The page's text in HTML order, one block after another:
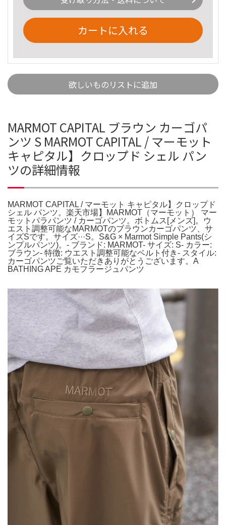
カートに入れる
欲しいものリストに追加
MARMOT CAPITAL ブラウン カーゴパ
ンツ S MARMOT CAPITAL / マーモット
キャピタル】クロップド シェル パン
ツの詳細情報
MARMOT CAPITAL / マーモット キャピタル】クロップド
シェル パンツ。楽天市場】MARMOT（マーモット） マー
モットパラパンツ / カーゴパンツ。ボトムス[メンズ]。ウ
エスト調整可能なMARMOTのブラウンカーゴパンツ、サ
イズSです。サイズ···S。S&G × Marmot Simple Pants(シ
ンプルパンツ)。- ブランド: MARMOT- サイズ: S- カラー:
ブラウン- 特徴: ウエスト調整可能なベルト付き- スタイル:
カーゴパンツご覧いただきありがとうございます。A
BATHING APE カモフラージュパンツ